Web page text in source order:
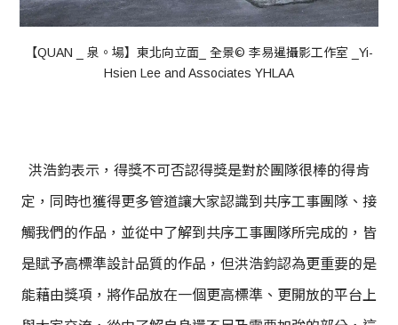
【QUAN _ 泉。場】東北向立面_ 全景© 李易暹攝影工作室 _Yi-
Hsien Lee and Associates YHLAA
洪浩鈞表示，得獎不可否認得獎是對於團隊很棒的得肯
定，同時也獲得更多管道讓大家認識到共序工事團隊、接
觸我們的作品，並從中了解到共序工事團隊所完成的，皆
是賦予高標準設計品質的作品，但洪浩鈞認為更重要的是
能藉由獎項，將作品放在一個更高標準、更開放的平台上